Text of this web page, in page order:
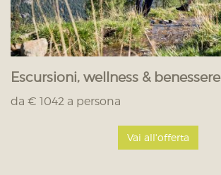
Escursioni, wellness & benessere
da € 1042 a persona
Vai all'offerta